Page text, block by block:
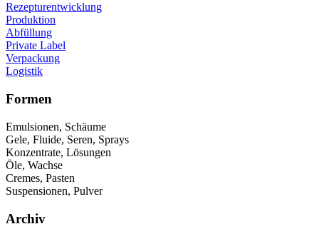
Rezepturentwicklung
Produktion
Abfüllung
Private Label
Verpackung
Logistik
Formen
Emulsionen, Schäume
Gele, Fluide, Seren, Sprays
Konzentrate, Lösungen
Öle, Wachse
Cremes, Pasten
Suspensionen, Pulver
Archiv